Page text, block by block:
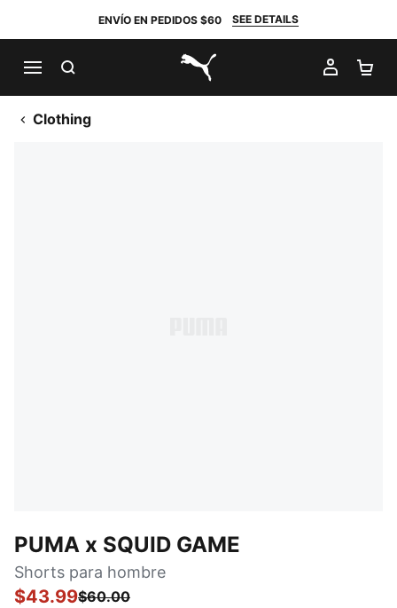
ENVÍO EN PEDIDOS $60 SEE DETAILS
PUMA.com
MI
Clothing
PUMA x SQUID GAME
Shorts para hombre
$43.99$60.00